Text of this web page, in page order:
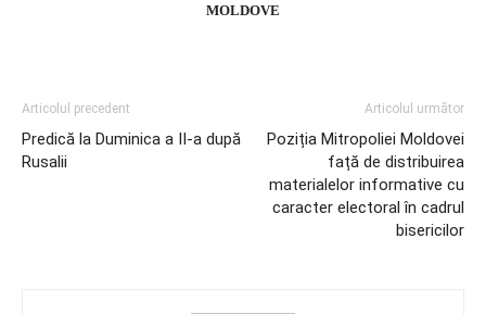
MOLDOVE
Articolul precedent
Predică la Duminica a II-a după
Rusalii
Articolul următor
Poziția Mitropoliei Moldovei
față de distribuirea
materialelor informative cu
caracter electoral în cadrul
bisericilor